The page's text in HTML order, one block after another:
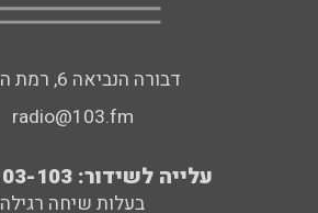
דבורה הנביאה 6, רמת השרון
radio@103.fm
עלייה לשידור: 0552-103-103
בעלות שיחה רגילה